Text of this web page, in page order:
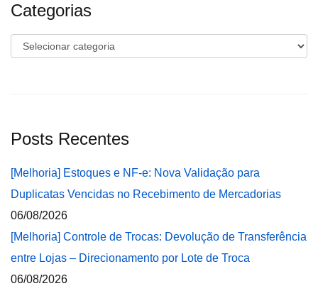
Categorias
Categorias
Posts Recentes
[Melhoria] Estoques e NF-e: Nova Validação para
Duplicatas Vencidas no Recebimento de Mercadorias
06/08/2026
[Melhoria] Controle de Trocas: Devolução de Transferência
entre Lojas – Direcionamento por Lote de Troca
06/08/2026